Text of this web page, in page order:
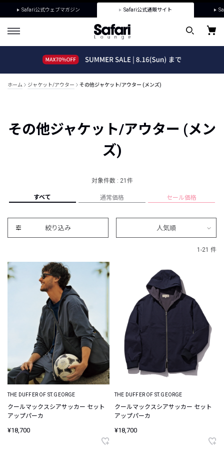
Safari公式ウェブマガジン Safari公式通販サイト
ホーム ジャケット/アウター その他ジャケット/アウター (メンズ)
その他ジャケット/アウター (メン
ズ)
対象件数 : 21件
すべて 通常価格 セール価格
絞り込み 人気順
1-21 件
THE DUFFER OF ST.GEORGE
クールマックスシアサッカー セット
アップパーカ
¥18,700
THE DUFFER OF ST.GEORGE
クールマックスシアサッカー セット
アップパーカ
¥18,700